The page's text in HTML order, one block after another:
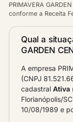
PRIMAVERA
conforme a Receita
Qual a
GARDEN
A empresa
(CNPJ
cadastral Ativa
Florianópolis/
10/08/1989 e